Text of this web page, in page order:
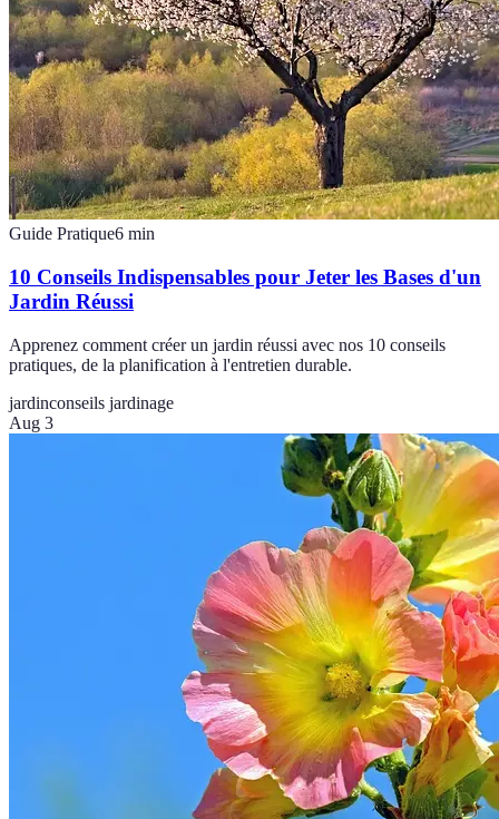
Guide Pratique6 min
10 Conseils Indispensables pour Jeter les Bases d'un
Jardin Réussi
Apprenez comment créer un jardin réussi avec nos 10 conseils
pratiques, de la planification à l'entretien durable.
jardinconseils jardinage
Aug 3